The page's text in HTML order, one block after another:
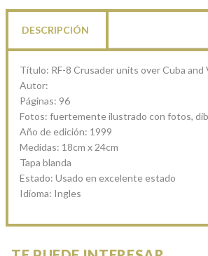
DESCRIPCIÓN
Título: RF-8 Crusader units over Cuba and
Autor:
Páginas: 96
Fotos: fuertemente ilustrado con fotos,
Año de edición: 1999
Medidas: 18cm x 24cm
Tapa blanda
Estado: Usado en excelente estado
Idioma: Ingles